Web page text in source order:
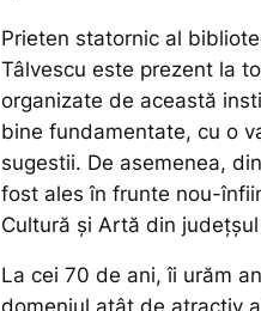
Prieten statornic al
Tâlvescu este prezent la
organizate de această
bine fundamentate, cu o
sugestii. De asemenea,
fost ales în frunte nou-
Cultură și Artă din
La cei 70 de ani, îi urăm